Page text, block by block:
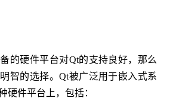
的硬件平台对Qt的支持良好，那么
智的选择。Qt被广泛用于嵌入式系
硬件平台上，包括：